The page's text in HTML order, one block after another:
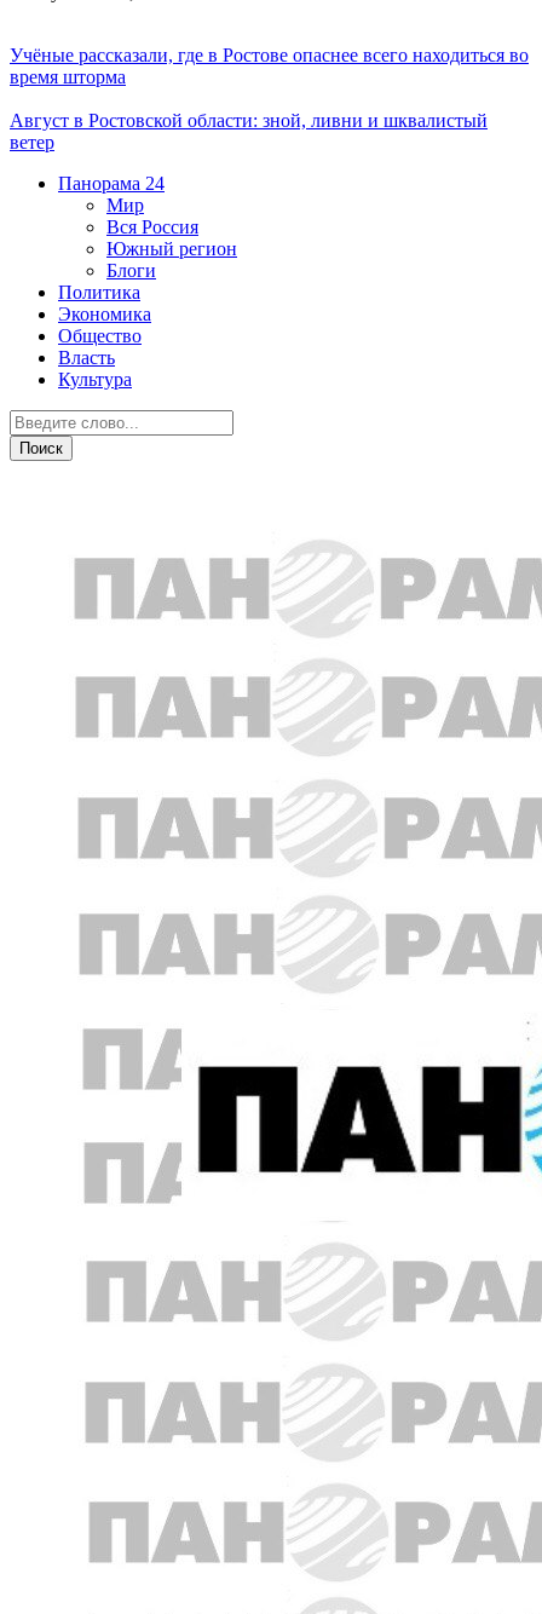
Учёные рассказали, где в Ростове опаснее всего находиться во
время шторма
Август в Ростовской области: зной, ливни и шквалистый
ветер
Панорама 24
Мир
Вся Россия
Южный регион
Блоги
Политика
Экономика
Общество
Власть
Культура